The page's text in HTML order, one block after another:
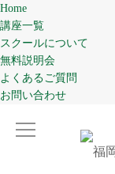
Home
講座一覧
スクールについて
無料説明会
よくあるご質問
お問い合わせ